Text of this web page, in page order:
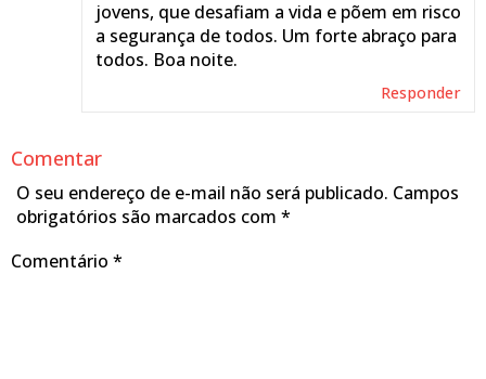
jovens, que desafiam a vida e põem em risco
a segurança de todos. Um forte abraço para
todos. Boa noite.
Responder
Comentar
O seu endereço de e-mail não será publicado. Campos
obrigatórios são marcados com *
Comentário *